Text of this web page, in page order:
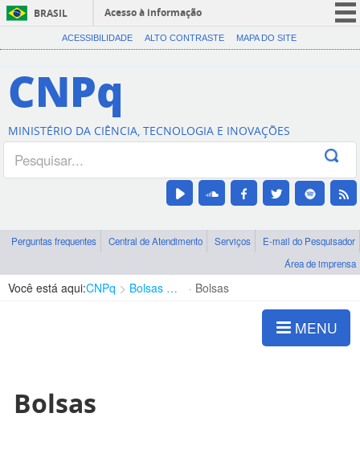
BRASIL
Acesso à informação
CORONAVÍRUS (COVID-19)
Canais
ACESSIBILIDADE ALTO CONTRASTE MAPA DO SITE
CNPq
MINISTÉRIO DA CIÊNCIA, TECNOLOGIA E INOVAÇÕES
Perguntas frequentes Central de Atendimento Serviços
E-mail do Pesquisador
Área de imprensa
Você está aqui:CNPq Bolsas e Auxílios Vigentes Bolsas
MENU
Bolsas